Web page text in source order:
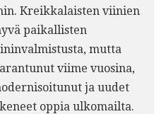
Kreikkalaisten viinien
paikallisten
mutta
viime vuosina,
ja uudet
oppia ulkomailta.